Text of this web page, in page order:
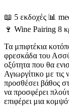
📖 5 εκδοχές 📊
🍷 Wine Pairing 8
Τα μπιφτέκια
φρεσκάδα του
οξύτητα που θα
Αγιωργίτικο με
προσθέσει βάθος
να προσφέρει
επιφέρει μια